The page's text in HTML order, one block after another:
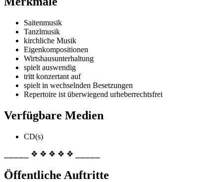
Saitenmusik
Tanzlmusik
kirchliche Musik
Eigenkompositionen
Wirtshausunterhaltung
spielt auswendig
tritt konzertant auf
spielt in wechselnden Besetzungen
Repertoire ist überwiegend urheberrechtsfrei
Verfügbare Medien
CD(s)
⎯⎯⎯⎯⎯ ❖ ❖ ❖ ❖ ❖ ⎯⎯⎯⎯⎯
Öffentliche Auftritte